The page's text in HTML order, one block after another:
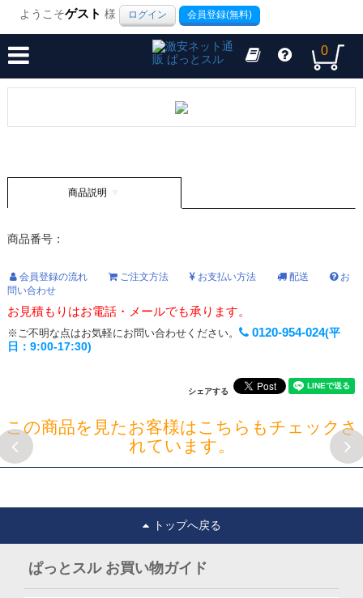
ようこそゲスト 様 ログイン 会員登録(無料)
0
商品説明
商品番号：
会員登録の流れ ご注文方法 お支払い方法 配送
お
問い合わせ
お見積もりはお電話・メールでも承ります。
※ご不明な点はお気軽にお問い合わせください。 0120-954-024(平
日：9:00-17:30)
シェアする
この商品を見たお客様はこちらもチェックさ
れています。
トップへ戻る
ぱっとスル お買い物ガイド